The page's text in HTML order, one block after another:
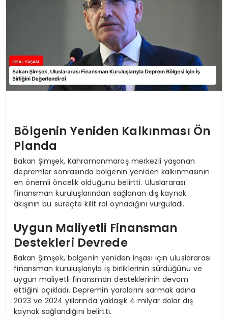
Bölgenin Yeniden Kalkınması Ön
Planda
Bakan Şimşek, Kahramanmaraş merkezli yaşanan
depremler sonrasında bölgenin yeniden kalkınmasının
en önemli öncelik olduğunu belirtti. Uluslararası
finansman kuruluşlarından sağlanan dış kaynak
akışının bu süreçte kilit rol oynadığını vurguladı.
Uygun Maliyetli Finansman
Destekleri Devrede
Bakan Şimşek, bölgenin yeniden inşası için uluslararası
finansman kuruluşlarıyla iş birliklerinin sürdüğünü ve
uygun maliyetli finansman desteklerinin devam
ettiğini açıkladı. Depremin yaralarını sarmak adına
2023 ve 2024 yıllarında yaklaşık 4 milyar dolar dış
kaynak sağlandığını belirtti.